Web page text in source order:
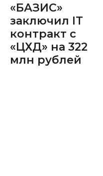
«БАЗИС»
заключил IT
контракт с
«ЦХД» на 322
млн рублей